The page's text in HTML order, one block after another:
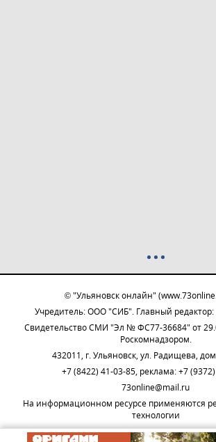
© "Ульяновск онлайн"
Учредитель: ООО "СИБ". Главный редактор:
Свидетельство СМИ "Эл № ФС77-36684" от
Роскомнадзором.
432011, г. Ульяновск, ул. Радищева,
+7 (8422) 41-03-85, реклама: +7
73online@mail.ru
На информационном ресурсе применяются
технологии